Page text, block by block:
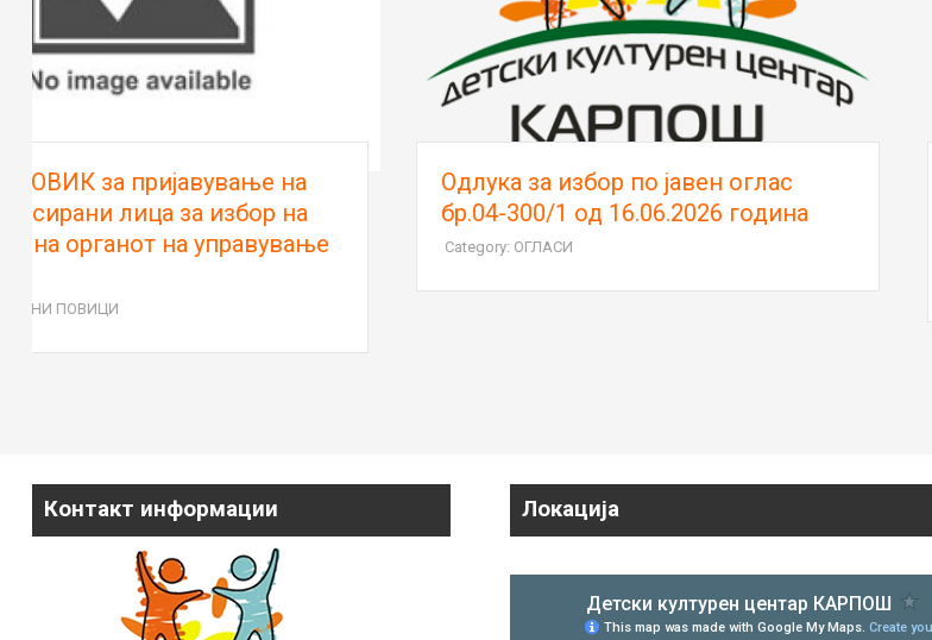
Oдлука за избор по јавен оглас
бр.04-300/1 од 16.06.2026 година
Category: ОГЛАСИ
Јавен оглас за вработување
(едно) лице на неопределено
Контакт информации Локација